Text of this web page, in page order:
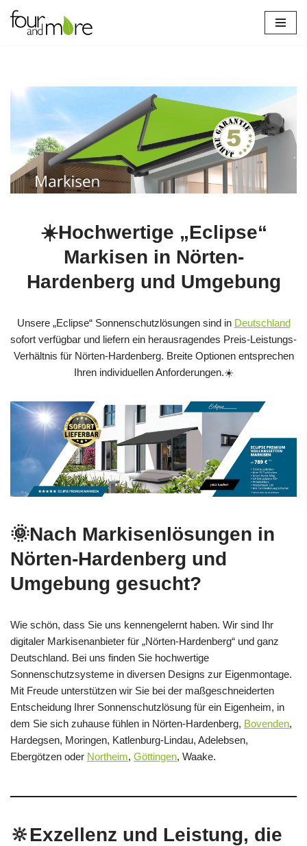
Zum
☀️Hochwertige „Eclipse“
Markisen in Nörten-
Hardenberg und Umgebung
Unsere „Eclipse“ Sonnenschutzlösungen sind in Deutschland
sofort verfügbar und liefern ein herausragendes Preis-Leistungs-
Verhältnis für Nörten-Hardenberg. Breite Optionen entsprechen
Ihren individuellen Anforderungen.☀️
🌞Nach Markisenlösungen in
Nörten-Hardenberg und
Umgebung gesucht?
Wie schön, dass Sie uns kennengelernt haben. Wir sind Ihr
digitaler Markisenanbieter für „Nörten-Hardenberg“ und ganz
Deutschland. Bei uns finden Sie hochwertige
Sonnenschutzsysteme in diversen Designs zur Eigenmontage.
Mit Freude unterstützen wir Sie bei der maßgeschneiderten
Entscheidung Ihrer Sonnenschutzlösung für ein Eigenheim, in
dem Sie sich zuhause fühlen in Nörten-Hardenberg, Bovenden,
Hardegsen, Moringen, Katlenburg-Lindau, Adelebsen,
Ebergötzen oder Northeim, Göttingen, Waake.
🔆Exzellenz und Leistung, die